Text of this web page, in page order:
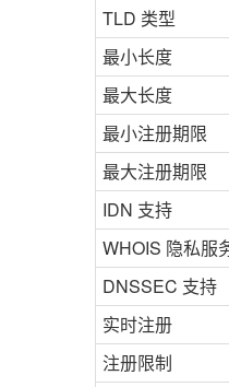
TLD 类型
最小长度
最大长度
最小注册期限
最大注册期限
IDN 支持
WHOIS 隐私服
DNSSEC 支持
实时注册
注册限制